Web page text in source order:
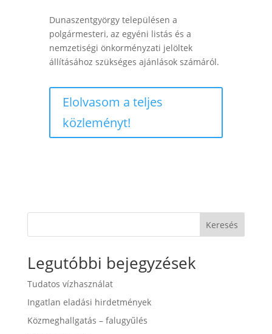
Dunaszentgyörgy településen a
polgármesteri, az egyéni listás és a
nemzetiségi önkorményzati jelöltek
állításához szükséges ajánlások számáról.
Elolvasom a teljes
közleményt!
Keresés
Legutóbbi bejegyzések
Tudatos vízhasználat
Ingatlan eladási hirdetmények
Közmeghallgatás – falugyűlés